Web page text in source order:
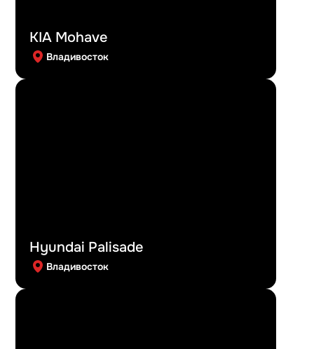
KIA Mohave
Владивосток
Hyundai Palisade
Владивосток